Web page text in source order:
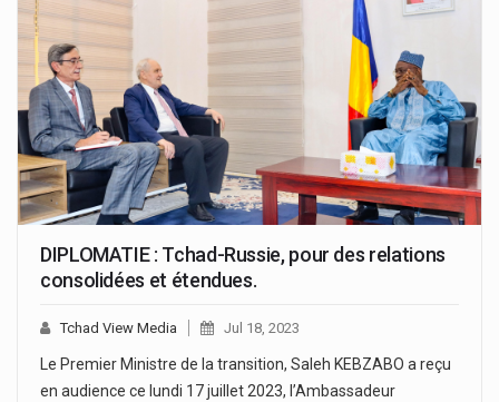
DIPLOMATIE : Tchad-Russie, pour des relations
consolidées et étendues.
Tchad View Media Jul 18, 2023
Le Premier Ministre de la transition, Saleh KEBZABO a reçu
en audience ce lundi 17 juillet 2023, l’Ambassadeur